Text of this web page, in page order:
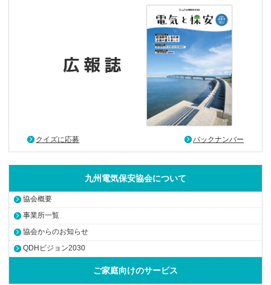
クイズに応募 バックナンバー
九州電気保安協会について
協会概要
事業所一覧
協会からのお知らせ
QDHビジョン2030
ご家庭向けのサービス